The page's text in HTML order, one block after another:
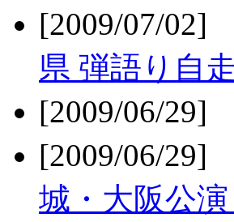
[2009/07/02]
県 弾語り自
[2009/06/29]
[2009/06/29]
城・大阪公